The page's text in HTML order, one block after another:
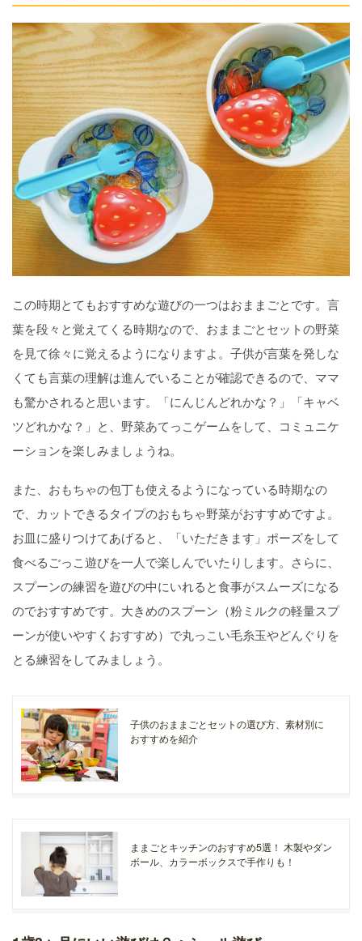
この時期とてもおすすめな遊びの一つはおままごとです。言
葉を段々と覚えてくる時期なので、おままごとセットの野菜
を見て徐々に覚えるようになりますよ。子供が言葉を発しな
くても言葉の理解は進んでいることが確認できるので、ママ
も驚かされると思います。「にんじんどれかな？」「キャベ
ツどれかな？」と、野菜あてっこゲームをして、コミュニケ
ーションを楽しみましょうね。
また、おもちゃの包丁も使えるようになっている時期なの
で、カットできるタイプのおもちゃ野菜がおすすめですよ。
お皿に盛りつけてあげると、「いただきます」ポーズをして
食べるごっこ遊びを一人で楽しんでいたりします。さらに、
スプーンの練習を遊びの中にいれると食事がスムーズになる
のでおすすめです。大きめのスプーン（粉ミルクの軽量スプ
ーンが使いやすくおすすめ）で丸っこい毛糸玉やどんぐりを
とる練習をしてみましょう。
子供のおままごとセットの選び方、素材別に
おすすめを紹介
ままごとキッチンのおすすめ5選！ 木製やダン
ボール、カラーボックスで手作りも！